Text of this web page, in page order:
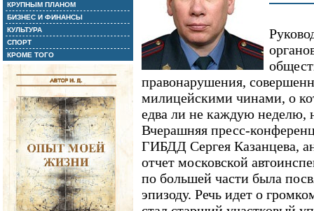
КРУПНЫМ ПЛАНОМ
БИЗНЕС И ФИНАНСЫ
КУЛЬТУРА
СПОРТ
КРОМЕ ТОГО
правонарушения,
милицейскими чинами, о
едва ли не каждую неделю,
Вчерашняя пресс-
ГИБДД Сергея Казанцева,
отчет московской
по большей части была
эпизоду. Речь идет о